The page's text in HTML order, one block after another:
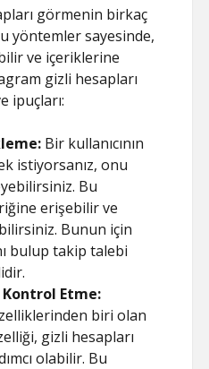
görmenin birkaç
yöntemler sayesinde,
ve içeriklerine
gizli hesapları
ipuçları:
Bir kullanıcının
istiyorsanız, onu
Bu
erişebilir ve
Bunun için
bulup takip talebi
Etme:
biri olan
gizli hesapları
olabilir. Bu